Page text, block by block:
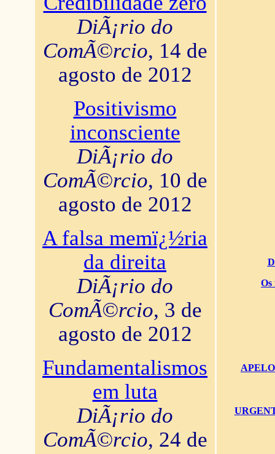
DiÃ¡rio do
ComÃ©rcio, 14 de
agosto de 2012
Positivismo
inconsciente
DiÃ¡rio do
ComÃ©rcio, 10 de
agosto de 2012
A falsa memï¿½ria
da direita
DiÃ¡rio do
ComÃ©rcio, 3 de
agosto de 2012
Fundamentalismos
em luta
DiÃ¡rio do
ComÃ©rcio, 24 de
Os